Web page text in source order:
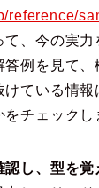
reference/
て、今の実
答例を見て
けている情
チェックし
し、型を覚